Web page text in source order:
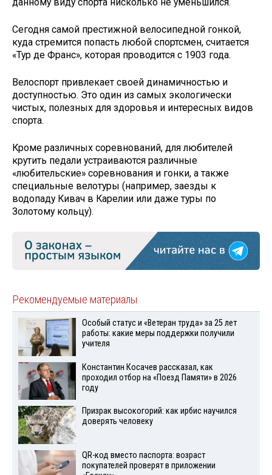
Сегодня самой престижной велосипедной гонкой,
куда стремится попасть любой спортсмен, считается
«Тур де Франс», которая проводится с 1903 года.
Велоспорт привлекает своей динамичностью и
доступностью. Это один из самых экологически
чистых, полезных для здоровья и интересных видов
спорта.
Кроме различных соревнований, для любителей
крутить педали устраиваются различные
«любительские» соревнования и гонки, а также
специальные велотуры (например, заезды к
водопаду Кивач в Карелии или даже туры по
Золотому кольцу).
Рекомендуемые материалы
Особый статус и «Ветеран труда» за 25 лет
работы: какие меры поддержки получили
учителя
Константин Косачев рассказал, как
проходил отбор на «Поезд Памяти» в 2026
году
Призрак высокогорий: как ирбис научился
доверять человеку
QR-код вместо паспорта: возраст
покупателей проверят в приложении